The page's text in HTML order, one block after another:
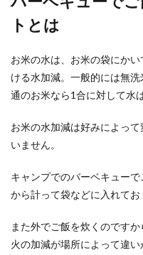
トとは
お米の水は、お米の袋にか
ける水加減。一般的には無
通のお米なら1合に対して水
お米の水加減は好みによっ
いません。
キャンプでのバーベキュー
から計って袋などに入れてお
また外でご飯を炊くのです
火の加減が場所によって違